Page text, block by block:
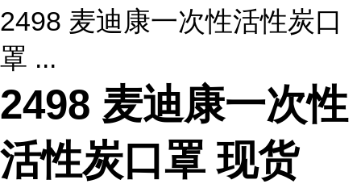
2498 麦迪康一次性活性炭口
罩 ...
2498 麦迪康一次性
活性炭口罩 现货